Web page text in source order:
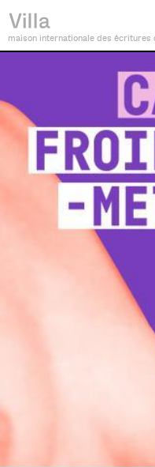
maison internationale des écritures